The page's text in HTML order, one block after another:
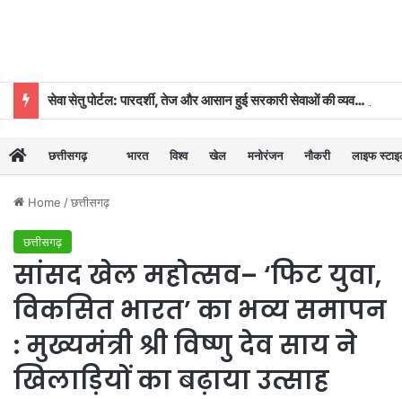
सेवा सेतु पोर्टल: पारदर्शी, तेज और आसान हुई सरकारी सेवाओं की व्यवस्था
छत्तीसगढ़ भारत विश्व खेल मनोरंजन नौकरी लाइफ
Home /छत्तीसगढ़
छत्तीसगढ़
सांसद खेल महोत्सव– ‘फिट युवा,
विकसित भारत’ का भव्य समापन
: मुख्यमंत्री श्री विष्णु देव साय ने
खिलाड़ियों का बढ़ाया उत्साह